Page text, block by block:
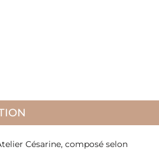
Césarine, composé selon